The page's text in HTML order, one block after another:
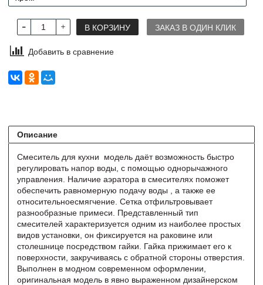
В КОРЗИНУ ЗАКАЗ В ОДИН КЛИК
Добавить в сравнение
Описание
Смеситель для кухни модель даёт возможность быстро
регулировать напор воды, с помощью однорычажного
управления. Наличие аэратора в смесителях поможет
обеспечить равномерную подачу воды , а также ее
относительноесмягчение. Сетка отфильтровывает
разнообразные примеси. Представленный тип
смесителей характеризуется одним из наиболее простых
видов установки, он фиксируется на раковине или
столешнице посредством гайки. Гайка прижимает его к
поверхности, закручиваясь с обратной стороны отверстия.
Выполнен в модном современном оформлении,
оригинальная модель в явно выраженном дизайнерском